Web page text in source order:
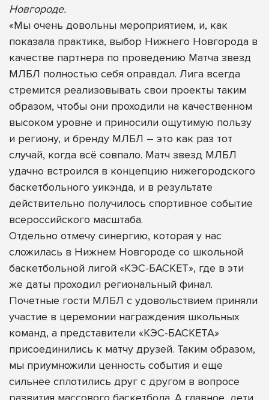
Новгороде.
«Мы очень довольны мероприятием, и, как
показала практика, выбор Нижнего Новгорода в
качестве партнера по проведению Матча звезд
МЛБЛ полностью себя оправдал. Лига всегда
стремится реализовывать свои проекты таким
образом, чтобы они проходили на качественном
высоком уровне и приносили ощутимую пользу
и региону, и бренду МЛБЛ – это как раз тот
случай, когда всё совпало. Матч звезд МЛБЛ
удачно встроился в концепцию нижегородского
баскетбольного уикэнда, и в результате
действительно получилось спортивное событие
всероссийского масштаба.
Отдельно отмечу синергию, которая у нас
сложилась в Нижнем Новгороде со школьной
баскетбольной лигой «КЭС-БАСКЕТ», где в эти
же даты проходил региональный финал.
Почетные гости МЛБЛ с удовольствием приняли
участие в церемонии награждения школьных
команд, а представители «КЭС-БАСКЕТА»
присоединились к матчу друзей. Таким образом,
мы приумножили ценность события и еще
сильнее сплотились друг с другом в вопросе